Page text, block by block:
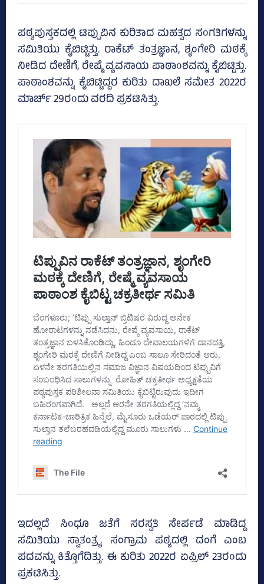
ಪಠ್ಯಪುಸ್ತಕದಲ್ಲಿ ಟಿಪ್ಪುವಿನ ಕುರಿತಾದ ಮಹತ್ವದ ಸಂಗತಿಗಳನ್ನು
ಸಮಿತಿಯು ಕೈಬಿಟ್ಟಿತ್ತು. ರಾಕೆಟ್‌ ತಂತ್ರಜ್ಞಾನ, ಶೃಂಗೇರಿ ಮಠಕ್ಕೆ
ನೀಡಿದ ದೇಣಿಗೆ, ರೇಷ್ಮೆ ವ್ಯವಸಾಯ ಪಾಠಾಂಶವನ್ನು ಕೈಬಿಟ್ಟಿತ್ತು.
ಪಾಠಾಂಶವನ್ನು ಕೈಬಿಟ್ಟಿದ್ದರ ಕುರಿತು ದಾಖಲೆ ಸಮೇತ 2022ರ
ಮಾರ್ಚ್‌ 29ರಂದು ವರದಿ ಪ್ರಕಟಿಸಿತ್ತು.
ಇದಲ್ಲದೆ ಸಿಂಧೂ ಜತೆಗೆ ಸರಸ್ವತಿ ಸೇರ್ಪಡೆ ಮಾಡಿದ್ದ
ಸಮಿತಿಯು ಸ್ವಾತಂತ್ರ್ಯ ಸಂಗ್ರಾಮ ಪಠ್ಯದಲ್ಲಿ ದಂಗೆ ಎಂಬ
ಪದವನ್ನು ಕಿತ್ತೊಗೆದಿತ್ತು. ಈ ಕುರಿತು 2022ರ ಏಪ್ರಿಲ್‌ 23ರಂದು
ಪ್ರಕಟಿಸಿತ್ತು.